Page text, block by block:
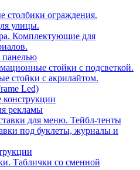
столбики ограждения.
улицы.
Комплектующие для
панелью
стойки с подсветкой.
стойки с акрилайтом.
Led)
конструкции
рекламы
для меню. Тейбл-тенты
под буклеты, журналы и
Таблички со сменной